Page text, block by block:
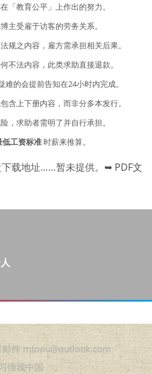
「教育公平」上作出的努力。
主受雇于访客的劳务关系。
之内容，雇方需承担相关后果。
法内容，此类求助直接退款。
的会提前告知在24小时内完成。
上下册内容，而非分多本发行。
求助者需明了并自行承担。
低工资标准时薪来推算。
载地址……暂未提供。 ➥ PDF文
邮件 mtoou@outlook.com
强我中国